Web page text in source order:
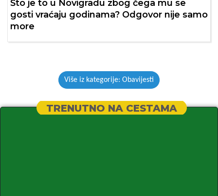
Što je to u Novigradu zbog čega mu se
gosti vraćaju godinama? Odgovor nije samo
more
Više iz kategorije: Obavijesti
TRENUTNO NA CESTAMA